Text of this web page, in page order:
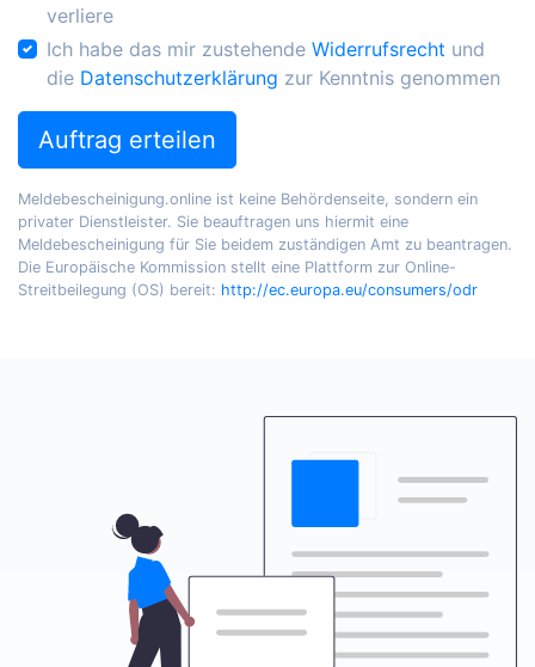
verliere
Ich habe das mir zustehende Widerrufsrecht und
die Datenschutzerklärung zur Kenntnis genommen
Auftrag erteilen
Meldebescheinigung.online ist keine Behördenseite, sondern ein
privater Dienstleister. Sie beauftragen uns hiermit eine
Meldebescheinigung für Sie beidem zuständigen Amt zu beantragen.
Die Europäische Kommission stellt eine Plattform zur Online-
Streitbeilegung (OS) bereit: http://ec.europa.eu/consumers/odr